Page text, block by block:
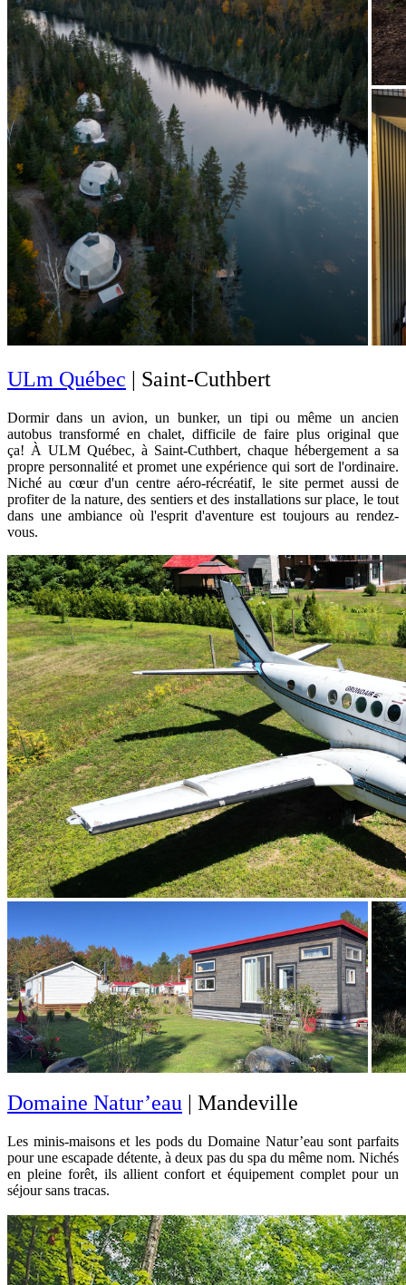
ULm Québec | Saint-Cuthbert
Dormir dans un avion, un bunker, un tipi ou même un ancien
autobus transformé en chalet, difficile de faire plus original que
ça! À ULM Québec, à Saint-Cuthbert, chaque hébergement a sa
propre personnalité et promet une expérience qui sort de l'ordinaire.
Niché au cœur d'un centre aéro-récréatif, le site permet aussi de
profiter de la nature, des sentiers et des installations sur place, le tout
dans une ambiance où l'esprit d'aventure est toujours au rendez-
vous.
Domaine Natur’eau | Mandeville
Les minis-maisons et les pods du Domaine Natur’eau sont parfaits
pour une escapade détente, à deux pas du spa du même nom. Nichés
en pleine forêt, ils allient confort et équipement complet pour un
séjour sans tracas.